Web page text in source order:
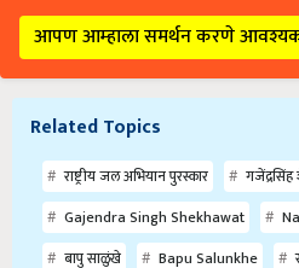
आपण आम्हाला समर्थन करणे
Related Topics
राष्ट्रीय जल अभियान पुरस्कार
Gajendra Singh Shekhawat
बापु साळुंखे
Bapu Salunkhe